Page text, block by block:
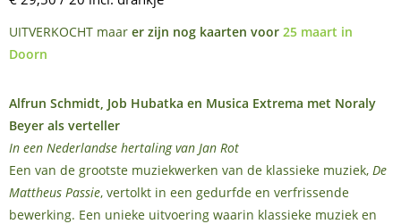
UITVERKOCHT maar er zijn nog kaarten voor 25 maart in
Doorn
Alfrun Schmidt, Job Hubatka en Musica Extrema met Noraly
Beyer als verteller
In een Nederlandse hertaling van Jan Rot
Een van de grootste muziekwerken van de klassieke muziek, De
Mattheus Passie, vertolkt in een gedurfde en verfrissende
bewerking. Een unieke uitvoering waarin klassieke muziek en